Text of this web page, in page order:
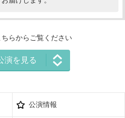
らからご覧ください
演を見る
公演情報